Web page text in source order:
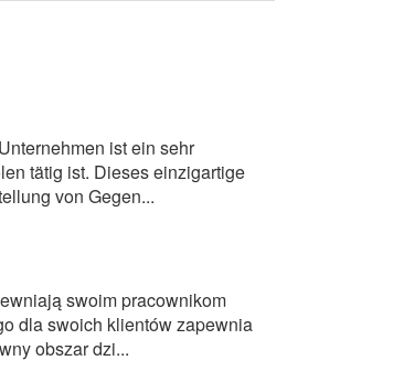
ist ein sehr
tätig ist. Dieses einzigartige
von Gegen...
swoim pracownikom
dla swoich klientów zapewnia
obszar dzi...